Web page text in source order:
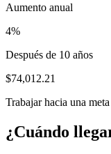
Aumento anual
4%
Después de 10 años
$74,012.21
Trabajar hacia una meta
¿Cuándo